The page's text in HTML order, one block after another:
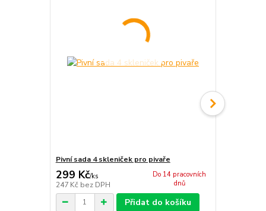
Pivní sada 4 skleniček pro pivaře
299 Kč/ks
247 Kč bez DPH
Do 14 pracovních
dnů
Přidat do košíku